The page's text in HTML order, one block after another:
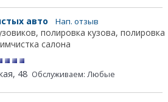
авто Нап. отзыв
полировка кузова, полировка
салона
48 Обслуживаем: Любые